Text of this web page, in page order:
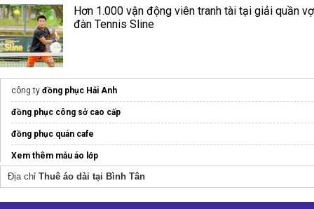
Hơn 1.000 vận động viên tranh tài tại giải quần
đàn Tennis Sline
công ty đồng phục Hải Anh
đồng phục công sở cao cấp
đồng phục quán cafe
Xem thêm mẫu áo lớp
đồng phục doanh nghiệp
Địa chỉ Thuê áo dài tại Bình Tân